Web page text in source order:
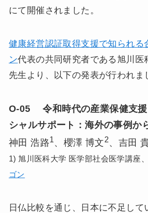
にて開催されました。
健康経営認証取得支援で知られる
ン代表の共同研究者である旭川医
先生より、以下の発表が行われま
O-05 令和時代の産業保健支援
シャルサポート：海外の事例か
神田 浩路1、櫻澤 博文2、吉田
1) 旭川医科大学 医学部社会医学講座
ゴン
日仏比較を通じ、日本に不足して